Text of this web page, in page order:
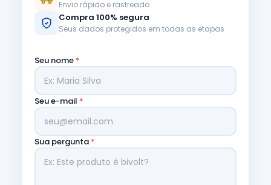
Envio rápido e rastreado
Compra 100% segura
Seus dados protegidos em todas as etapas
Seu nome *
Seu e-mail *
Sua pergunta *